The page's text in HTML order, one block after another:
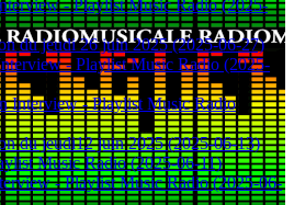
- Playlist Music Radio (2025-
du jeudi 26 juin 2025 (2025-06-27)
- Playlist Music Radio (2025-
Interview - Playlist Music Radio
du jeudi12 juin 2025 (2025-06-13)
Music Radio (2025-06-11)
- Playlist Music Radio (2025-06-